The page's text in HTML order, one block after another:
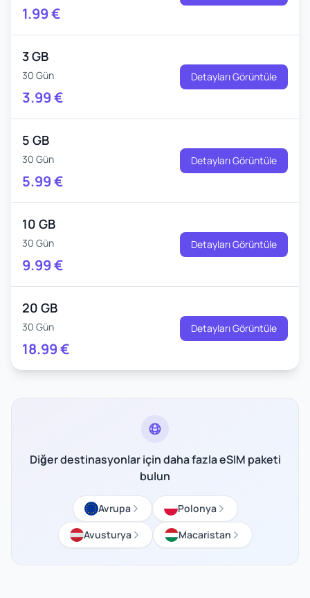
1.99€
3 GB
30 Gün
3.99€
Detayları Görüntüle
5 GB
30 Gün
5.99€
Detayları Görüntüle
10 GB
30 Gün
9.99€
Detayları Görüntüle
20 GB
30 Gün
18.99€
Detayları Görüntüle
Diğer destinasyonlar için daha fazla eSIM paketi
bulun
Avrupa
Polonya
Avusturya
Macaristan